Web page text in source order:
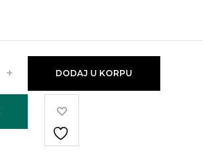
DODAJ U KORPU